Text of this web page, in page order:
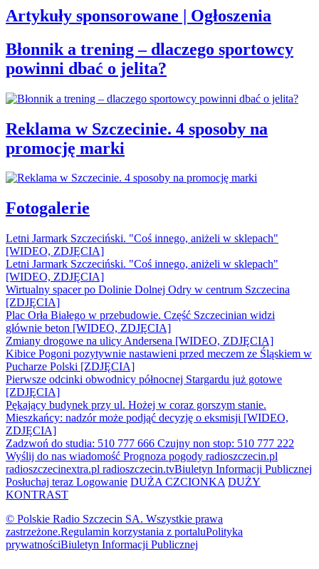
Artykuły sponsorowane | Ogłoszenia
Błonnik a trening – dlaczego sportowcy
powinni dbać o jelita?
Reklama w Szczecinie. 4 sposoby na
promocję marki
Fotogalerie
Letni Jarmark Szczeciński. "Coś innego, aniżeli w sklepach"
[WIDEO, ZDJĘCIA]
Letni Jarmark Szczeciński. "Coś innego, aniżeli w sklepach"
[WIDEO, ZDJĘCIA]
Wirtualny spacer po Dolinie Dolnej Odry w centrum Szczecina
[ZDJĘCIA]
Plac Orła Białego w przebudowie. Część Szczecinian widzi
głównie beton [WIDEO, ZDJĘCIA]
Zmiany drogowe na ulicy Andersena [WIDEO, ZDJĘCIA]
Kibice Pogoni pozytywnie nastawieni przed meczem ze Śląskiem w
Pucharze Polski [ZDJĘCIA]
Pierwsze odcinki obwodnicy północnej Stargardu już gotowe
[ZDJĘCIA]
Pękający budynek przy ul. Hożej w coraz gorszym stanie.
Mieszkańcy: nadzór może podjąć decyzję o eksmisji [WIDEO,
ZDJĘCIA]
Zadzwoń do studia: 510 777 666 Czujny non stop: 510 777 222
Wyślij do nas wiadomość Prognoza pogody radioszczecin.pl
radioszczecinextra.pl radioszczecin.tvBiuletyn Informacji Publicznej
Posłuchaj teraz Logowanie DUŻA CZCIONKA DUŻY
KONTRAST
© Polskie Radio Szczecin SA. Wszystkie prawa
zastrzeżone.Regulamin korzystania z portaluPolityka
prywatnościBiuletyn Informacji Publicznej